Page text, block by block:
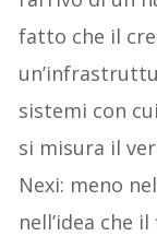
fatto che il
sistemi con
si misura il
Nexi: meno
nell’idea che